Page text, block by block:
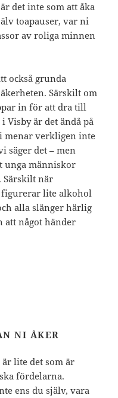
det inte som att åka
toapauser, var ni
av roliga minnen
också grunda
Särskilt om
in för att dra till
Visby är det ändå på
menar verkligen inte
säger det – men
unga människor
Särskilt när
figurerar lite alkohol
alla slänger härlig
att något händer
NI ÅKER
lite det som är
fördelarna.
ens du själv, vara